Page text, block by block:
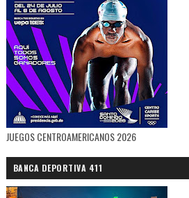
JUEGOS CENTROAMERICANOS 2026
BANCA DEPORTIVA 411